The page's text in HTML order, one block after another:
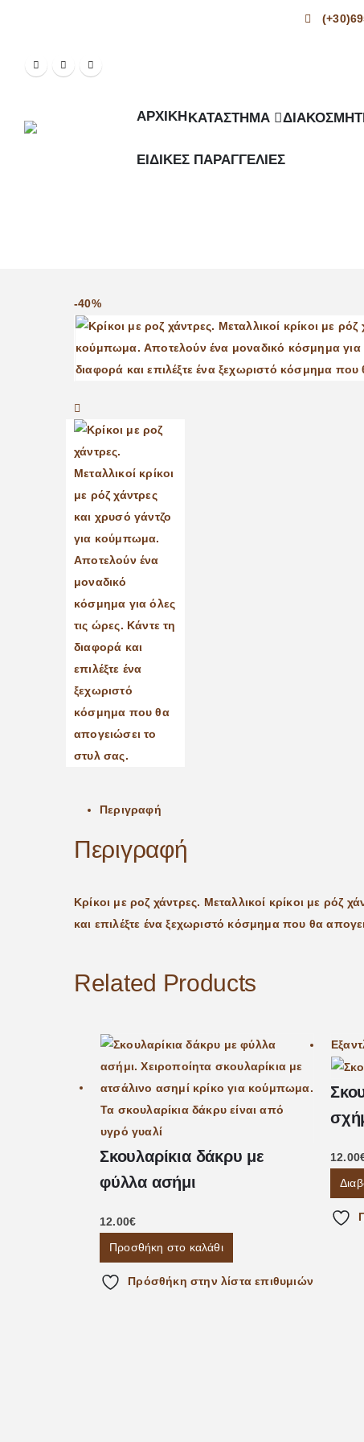
ΑΡΧΙΚΉ ΚΑΤΆΣΤΗΜΑ
ΕΙΔΙΚΈΣ ΠΑΡΑΓΓΕΛΊΕΣ
-40%
Περιγραφή
Περιγραφή
Κρίκοι με ροζ χάντρες. Μεταλλικοί κρίκοι με ρόζ
και επιλέξτε ένα ξεχωριστό κόσμημα που θα
Related Products
Σκουλαρίκια δάκρυ με
φύλλα ασήμι
12.00€
Προσθήκη στο καλάθι
Πρόσθήκη στην λίστα επιθυμιών
12.00